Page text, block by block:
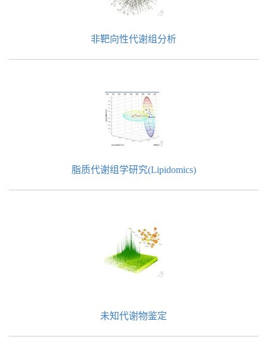
非靶向性代谢组分析
脂质代谢组学研究(Lipidomics)
未知代谢物鉴定